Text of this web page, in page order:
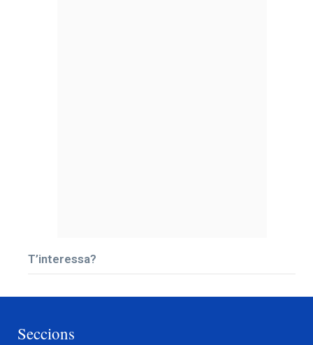
T’interessa?
Seccions